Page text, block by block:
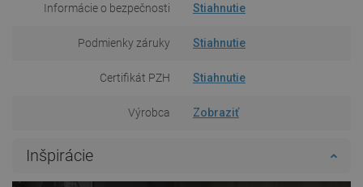
Informácie o bezpečnosti Stiahnutie
Podmienky záruky Stiahnutie
Certifikát PZH Stiahnutie
Výrobca Zobraziť
Inšpirácie